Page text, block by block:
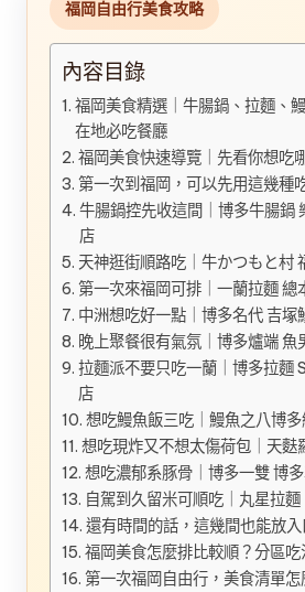
福岡自由行美食攻略
內容目錄
福岡美食精選｜牛腸鍋、拉麵、
在地必吃餐廳
福岡美食快速導覽｜先看你想吃
第一次到福岡，可以先用這幾種
牛腸鍋控先收這間｜博多牛腸鍋
店
天神逛街順路吃｜牛かつもと村
第一次來福岡可排｜一蘭拉麵 總
中洲想吃好一點｜博多名代 吉塚
晚上聚餐很有氣氛｜博多爐端 魚
拉麵派不要只吃一蘭｜博多拉麵
店
想吃鰻魚飯三吃｜鰻魚之八博
想吃現炸又不想太傷荷包｜天麩
想吃濃郁系豚骨｜博多一雙 博
自駕到久留米可順吃｜丸星拉麵
還有時間的話，這幾間也能放
福岡美食怎麼排比較順？分區吃
第一次福岡自由行，美食清單怎